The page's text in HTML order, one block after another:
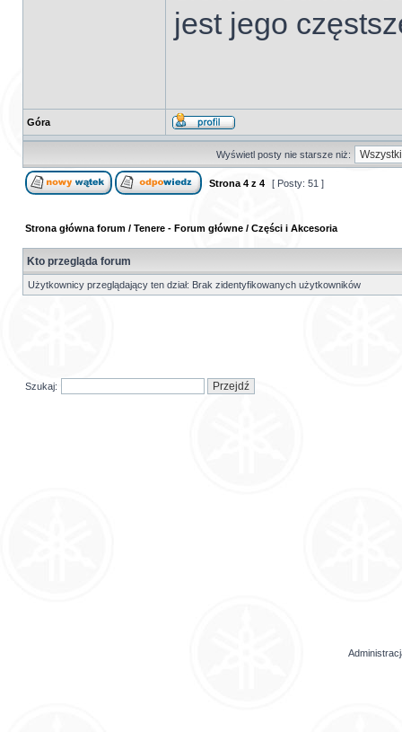
jest jego
Góra
Wyświetl posty nie starsze niż:
Strona 4 z 4 [ Posty: 51 ]
Strona główna forum / Tenere - Forum główne / Części i Akcesoria
Kto przegląda forum
Użytkownicy przeglądający ten dział: Brak zidentyfikowanych użytkowników
Szukaj: